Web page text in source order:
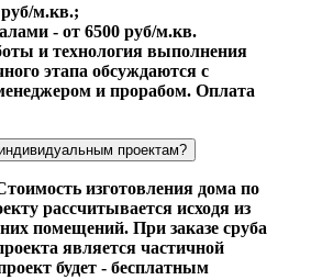
руб/м.кв.;
- от 6500 руб/м.кв.
и технология выполнения
этапа обсуждаются с
и прорабом. Оплата
проектам?
изготовления дома по
рассчитывается исходя из
помещений. При заказе сруба
является частичной
будет - бесплатным